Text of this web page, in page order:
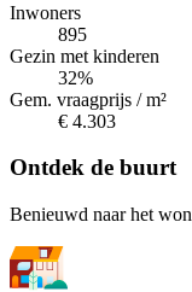
Inwoners
895
Gezin met kinderen
32%
Gem. vraagprijs / m²
€ 4.303
Ontdek de buurt
Benieuwd naar het